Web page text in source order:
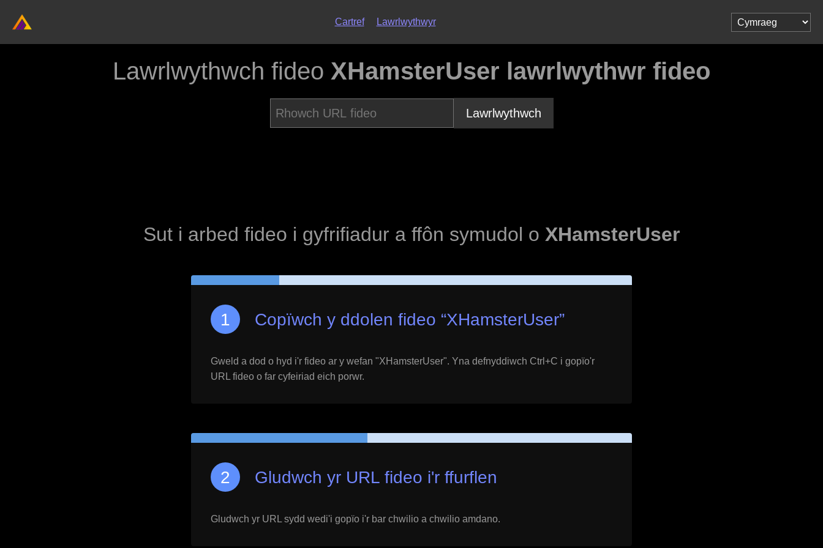
Cartref Lawrlwythwyr
Lawrlwythwch fideo XHamsterUser lawrlwythwr fideo
Lawrlwythwch
Sut i arbed fideo i gyfrifiadur a ffôn symudol o XHamsterUser
Copïwch y ddolen fideo “XHamsterUser”
Gweld a dod o hyd i'r fideo ar y wefan "XHamsterUser". Yna defnyddiwch Ctrl+C i gopïo'r
URL fideo o far cyfeiriad eich porwr.
Gludwch yr URL fideo i'r ffurflen
Gludwch yr URL sydd wedi'i gopïo i'r bar chwilio a chwilio amdano.